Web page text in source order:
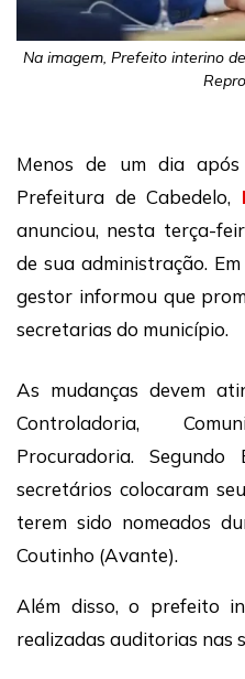
Na imagem, Prefeito interino
Menos de um dia
Prefeitura de Cabedelo,
anunciou, nesta terça-
de sua administração.
gestor informou que
secretarias do município.
As mudanças devem
Controladoria,
Procuradoria.
secretários colocaram
terem sido nomeados
Coutinho (Avante).
Além disso, o prefeito
realizadas auditorias nas